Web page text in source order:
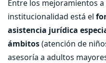
Entre los mejoramientos
institucionalidad está el
asistencia jurídica
ámbitos(atención de
asesoría a adultos